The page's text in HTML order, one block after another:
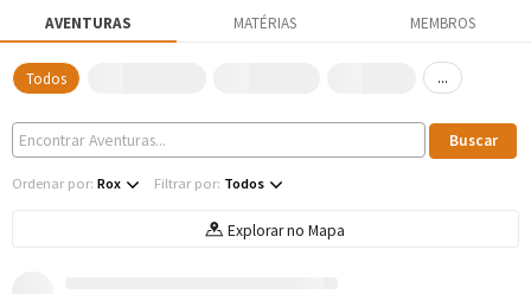
AVENTURAS MATÉRIAS MEMBROS
Todos ...
Ordenar por: Rox Filtrar por: Todos
Explorar no Mapa